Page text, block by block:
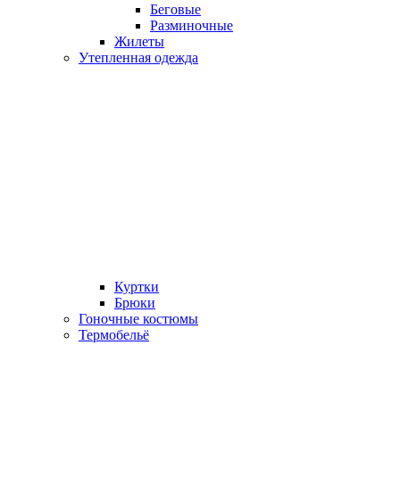
Беговые
Разминочные
Жилеты
Утепленная одежда
Куртки
Брюки
Гоночные костюмы
Термобельё